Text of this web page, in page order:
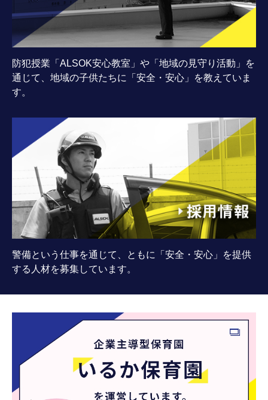
防犯授業「ALSOK安心教室」や「地域の見守り活動」を
通じて、地域の子供たちに「安全・安心」を教えていま
す。
警備という仕事を通じて、ともに「安全・安心」を提供
する人材を募集しています。